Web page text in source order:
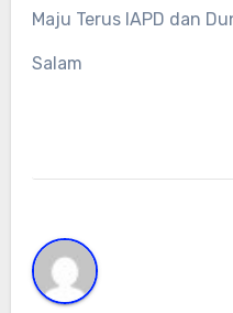
Maju Terus IAPD dan
Salam